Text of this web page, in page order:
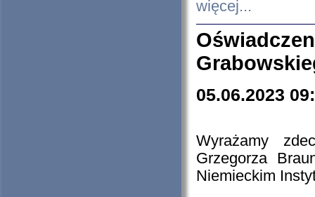
więcej...
05.06.2023
Wyrażamy
Grzegorza
Niemieckim